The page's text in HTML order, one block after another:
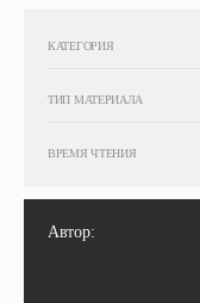
КАТЕГОРИЯ
ТИП МАТЕРИАЛА
ВРЕМЯ ЧТЕНИЯ
Автор: